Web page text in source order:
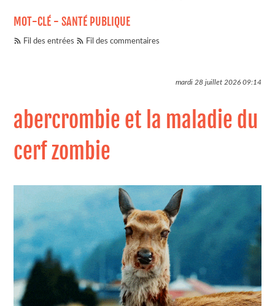
MOT-CLÉ - SANTÉ PUBLIQUE
Fil des entrées Fil des commentaires
mardi 28 juillet 202609:14
abercrombie et la maladie du
cerf zombie